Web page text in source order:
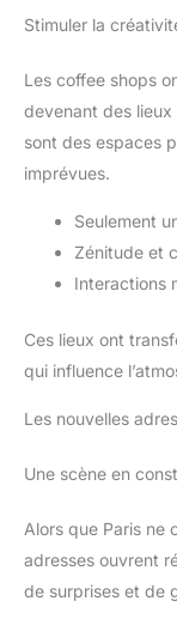
Stimuler la
Les coffee shops
devenant des
sont des espaces
imprévues.
Seulement
Zénitude et
Interactions
Ces lieux ont
qui influence
Les nouvelles
Une scène en
Alors que Paris ne
adresses ouvrent
de surprises et de